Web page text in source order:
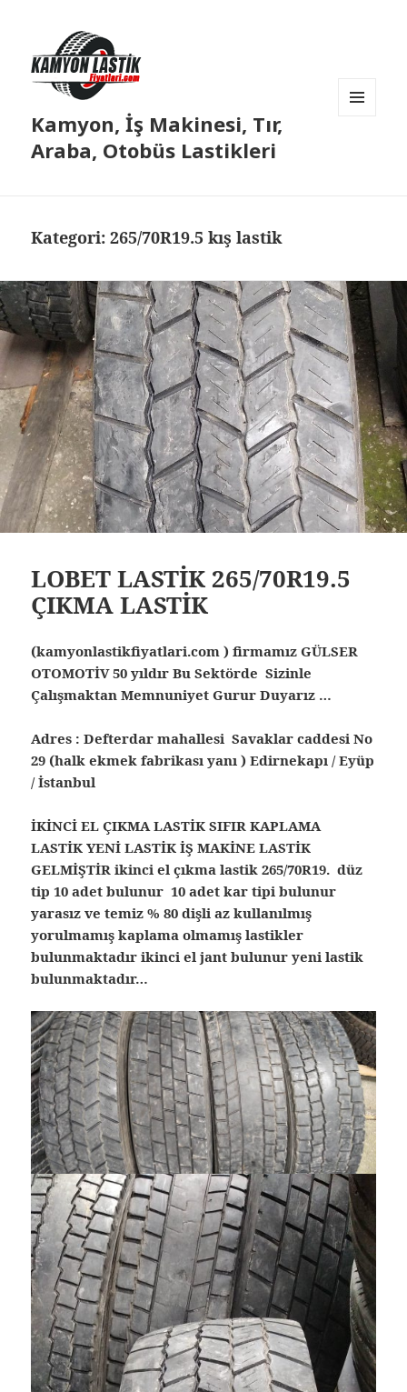
Kamyon, İş Makinesi, Tır,
Araba, Otobüs Lastikleri
Kategori:265/70R19.5 kış lastik
LOBET LASTİK 265/70R19.5
ÇIKMA LASTİK
(kamyonlastikfiyatlari.com ) firmamız GÜLSER
OTOMOTİV 50 yıldır Bu Sektörde Sizinle
Çalışmaktan Memnuniyet Gurur Duyarız …
Adres : Defterdar mahallesi Savaklar caddesi No
29 (halk ekmek fabrikası yanı ) Edirnekapı / Eyüp
/ İstanbul
İKİNCİ EL ÇIKMA LASTİK SIFIR KAPLAMA
LASTİK YENİ LASTİK İŞ MAKİNE LASTİK
GELMİŞTİR ikinci el çıkma lastik 265/70R19. düz
tip 10 adet bulunur 10 adet kar tipi bulunur
yarasız ve temiz % 80 dişli az kullanılmış
yorulmamış kaplama olmamış lastikler
bulunmaktadır ikinci el jant bulunur yeni lastik
bulunmaktadır…